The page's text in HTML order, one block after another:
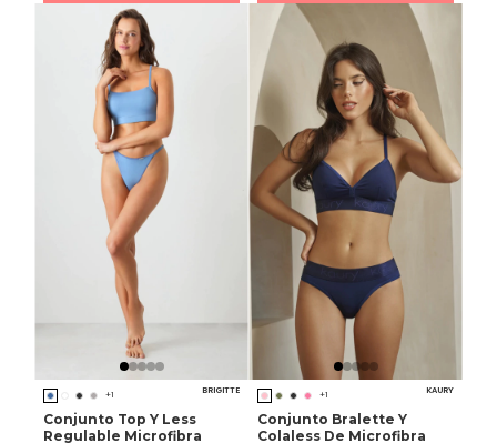
+1 BRIGITTE
Conjunto Top Y Less
Regulable Microfibra
+1 KAURY
Conjunto Bralette Y
Colaless De Microfibra